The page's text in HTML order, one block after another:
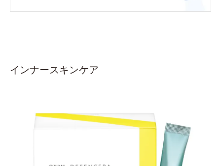
インナースキンケア